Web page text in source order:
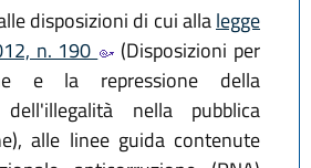
disposizioni di cui allalegge
n. 190
(Disposizioni per
e la repressione della
nella pubblica
alle linee guida contenute